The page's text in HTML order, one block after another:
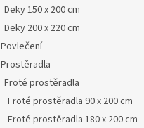
Deky 150 x 200 cm
Deky 200 x 220 cm
Povlečení
Prostěradla
Froté prostěradla
Froté prostěradla 90 x 200 cm
Froté prostěradla 180 x 200 cm